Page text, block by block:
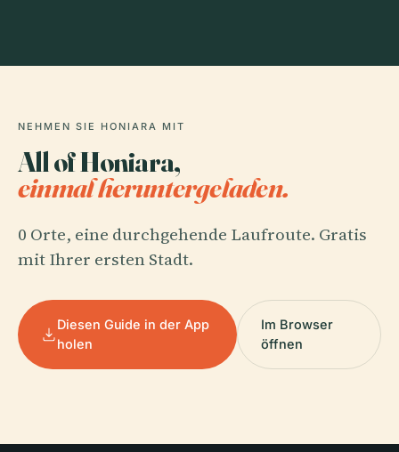
NEHMEN SIE HONIARA MIT
All of Honiara,
einmal heruntergeladen.
0 Orte, eine durchgehende Laufroute. Gratis
mit Ihrer ersten Stadt.
Diesen Guide in der App
holen
Im Browser
öffnen